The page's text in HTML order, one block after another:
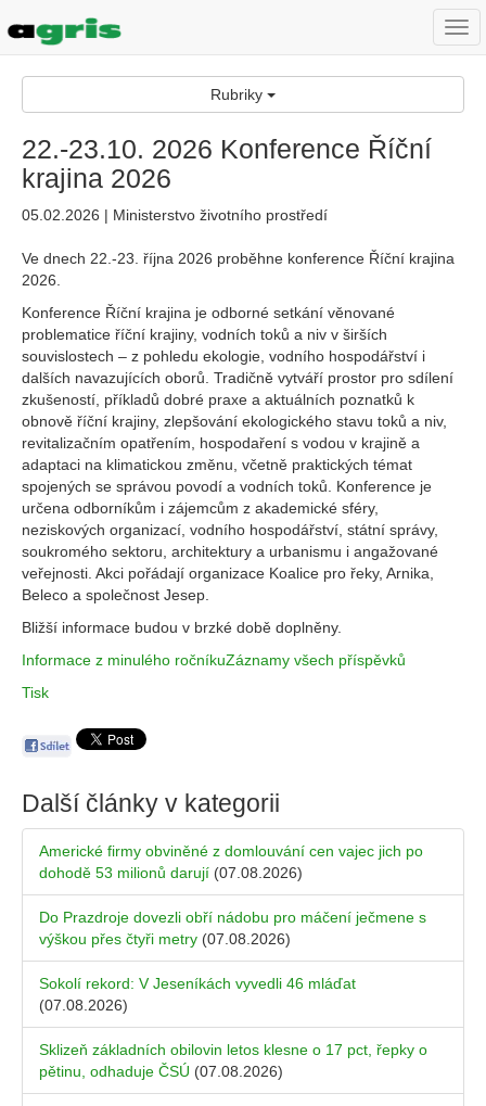
Rubriky
22.-23.10. 2026 Konference Říční
krajina 2026
05.02.2026 | Ministerstvo životního prostředí
Ve dnech 22.-23. října 2026 proběhne konference Říční krajina
2026.
Konference Říční krajina je odborné setkání věnované
problematice říční krajiny, vodních toků a niv v širších
souvislostech – z pohledu ekologie, vodního hospodářství i
dalších navazujících oborů. Tradičně vytváří prostor pro sdílení
zkušeností, příkladů dobré praxe a aktuálních poznatků k
obnově říční krajiny, zlepšování ekologického stavu toků a niv,
revitalizačním opatřením, hospodaření s vodou v krajině a
adaptaci na klimatickou změnu, včetně praktických témat
spojených se správou povodí a vodních toků. Konference je
určena odborníkům i zájemcům z akademické sféry,
neziskových organizací, vodního hospodářství, státní správy,
soukromého sektoru, architektury a urbanismu i angažované
veřejnosti. Akci pořádají organizace Koalice pro řeky, Arnika,
Beleco a společnost Jesep.
Bližší informace budou v brzké době doplněny.
Informace z minulého ročníkuZáznamy všech příspěvků
Tisk
Další články v kategorii
Americké firmy obviněné z domlouvání cen vajec jich po
dohodě 53 milionů darují (07.08.2026)
Do Prazdroje dovezli obří nádobu pro máčení ječmene s
výškou přes čtyři metry (07.08.2026)
Sokolí rekord: V Jeseníkách vyvedli 46 mláďat
(07.08.2026)
Sklizeň základních obilovin letos klesne o 17 pct, řepky o
pětinu, odhaduje ČSÚ (07.08.2026)